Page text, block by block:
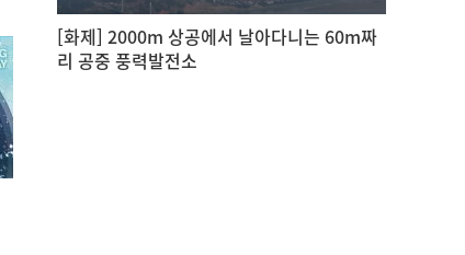
[화제] 2000m 상공에서 날아다니는 60m짜
리 공중 풍력발전소